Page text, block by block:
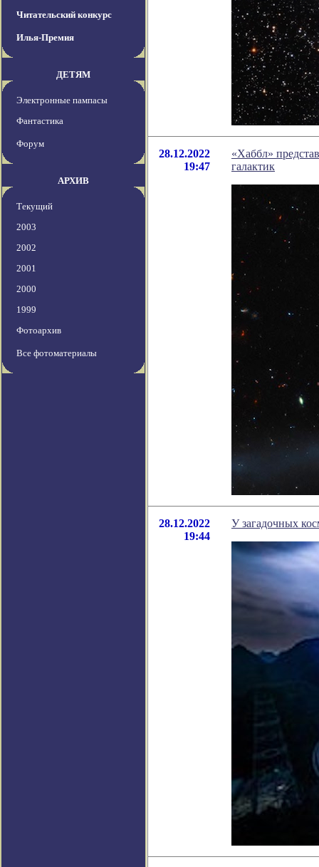
Читательский конкурс
Илья-Премия
ДЕТЯМ
Электронные пампасы
Фантастика
Форум
АРХИВ
Текущий
2003
2002
2001
2000
1999
Фотоархив
Все фотоматериалы
28.12.2022
19:47
«Хаббл»
галактик
28.12.2022
19:44
У загадочных